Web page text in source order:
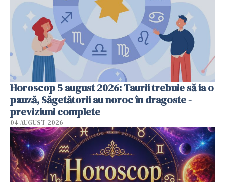
Horoscop 5 august 2026: Taurii trebuie să ia o
pauză, Săgetătorii au noroc în dragoste -
previziuni complete
04 AUGUST 2026